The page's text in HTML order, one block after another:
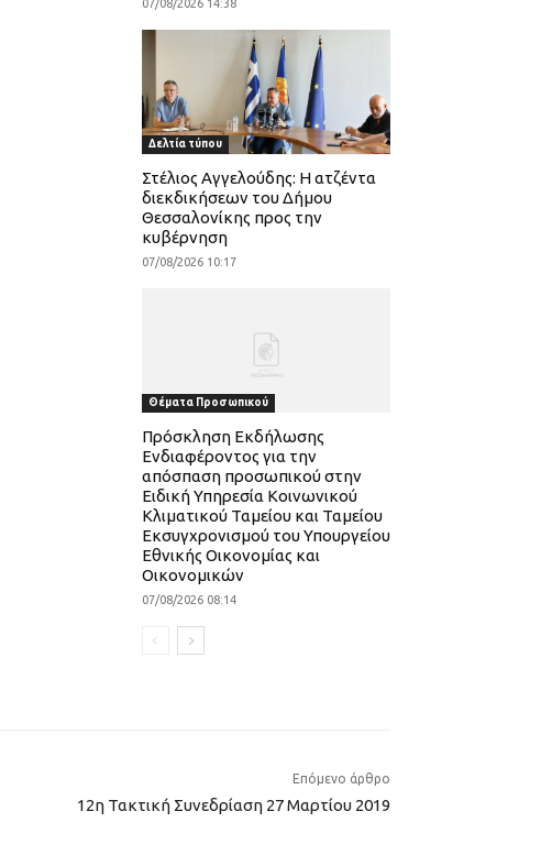
07/08/2026 14:38
Δελτία τύπου
Στέλιος Αγγελούδης: Η ατζέντα
διεκδικήσεων του Δήμου
Θεσσαλονίκης προς την
κυβέρνηση
07/08/2026 10:17
Θέματα Προσωπικού
Πρόσκληση Εκδήλωσης
Ενδιαφέροντος για την
απόσπαση προσωπικού στην
Ειδική Υπηρεσία Κοινωνικού
Κλιματικού Ταμείου και Ταμείου
Εκσυγχρονισμού του Υπουργείου
Εθνικής Οικονομίας και
Οικονομικών
07/08/2026 08:14
Επόμενο άρθρο
12η Τακτική Συνεδρίαση 27 Μαρτίου 2019